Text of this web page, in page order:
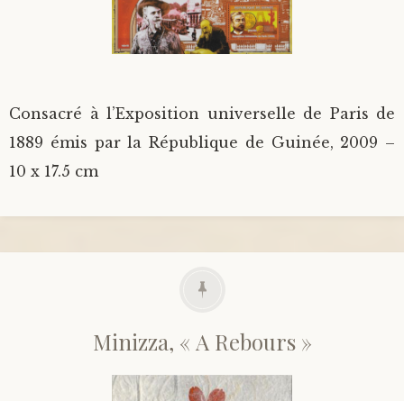
Consacré à l’Exposition universelle de Paris de
1889 émis par la République de Guinée, 2009 –
10 x 17.5 cm
Minizza, « A Rebours »